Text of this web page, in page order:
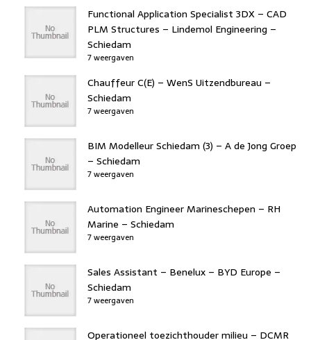
Functional Application Specialist 3DX – CAD
PLM Structures – Lindemol Engineering –
Schiedam
7 weergaven
Chauffeur C(E) – WenS Uitzendbureau –
Schiedam
7 weergaven
BIM Modelleur Schiedam (3) – A de Jong Groep
– Schiedam
7 weergaven
Automation Engineer Marineschepen – RH
Marine – Schiedam
7 weergaven
Sales Assistant – Benelux – BYD Europe –
Schiedam
7 weergaven
Operationeel toezichthouder milieu – DCMR